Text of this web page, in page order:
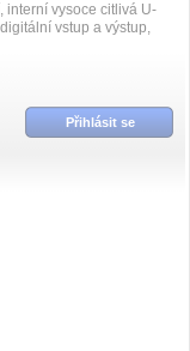
interní vysoce citlivá U-
vstup a výstup,
Přihlásit se